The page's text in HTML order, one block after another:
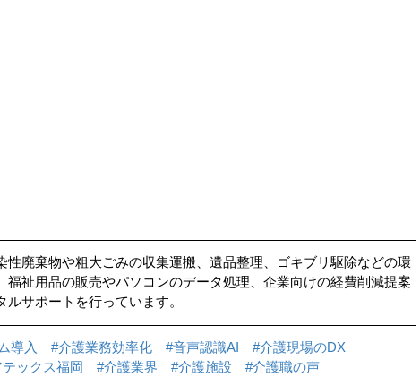
性廃棄物や粗大ごみの収集運搬、遺品整理、ゴキブリ駆除などの環
祉用品の販売やパソコンのデータ処理、企業向けの経費削減提案
サポートを行っています。
導入 #介護業務効率化 #音声認識AI
#介護現場のDX
ックス福岡 #介護業界 #介護施設
#介護職の声